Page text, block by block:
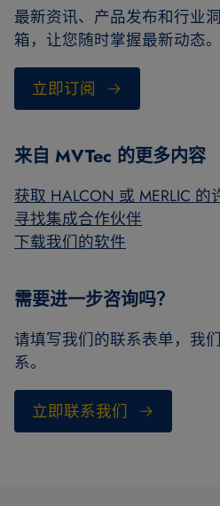
最新资讯、产品发布和行业
箱，让您随时掌握最新动态。
立即订阅
来自 MVTec 的更多内容
获取 HALCON 或 MERLIC 的
寻找集成合作伙伴
下载我们的软件
需要进一步咨询吗？
请填写我们的联系表单，我
系。
立即联系我们